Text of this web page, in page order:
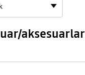
aksesuarlar